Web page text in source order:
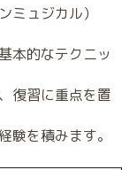
ミュジカル）
本的なテクニッ
復習に重点を置
験を積みます。